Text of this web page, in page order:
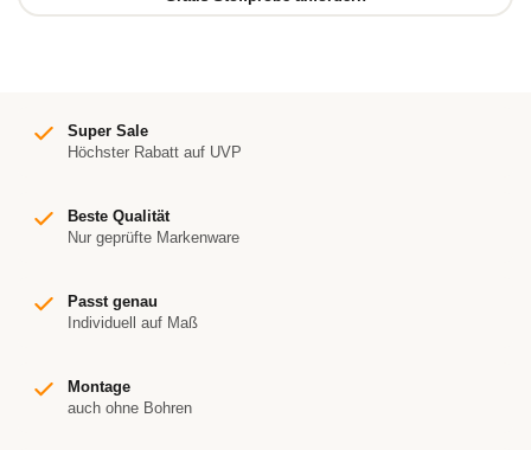
Super Sale
Höchster Rabatt auf UVP
Beste Qualität
Nur geprüfte Markenware
Passt genau
Individuell auf Maß
Montage
auch ohne Bohren